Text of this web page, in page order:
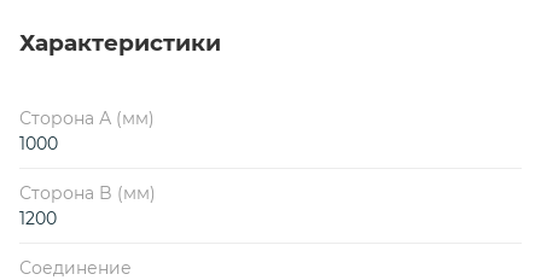
Характеристики
Сторона А (мм)
1000
Сторона B (мм)
1200
Соединение